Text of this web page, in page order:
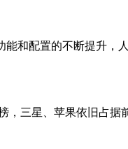
和配置的不断提升
三星、苹果依旧占